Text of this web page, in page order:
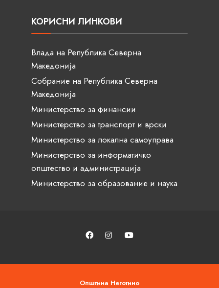
КОРИСНИ ЛИНКОВИ
Влада на Република Северна
Македонија
Собрание на Република Северна
Македонија
Министерство за финансии
Министерство за транспорт и врски
Министерство за локална самоуправа
Министерство за информатичко
општество и администрација
Министерство за образование и наука
Општина Неготино